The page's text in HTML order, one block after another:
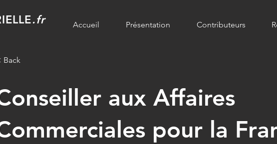
.fr Accueil Présentation Contributeurs
Back
aux Affaires
pour la